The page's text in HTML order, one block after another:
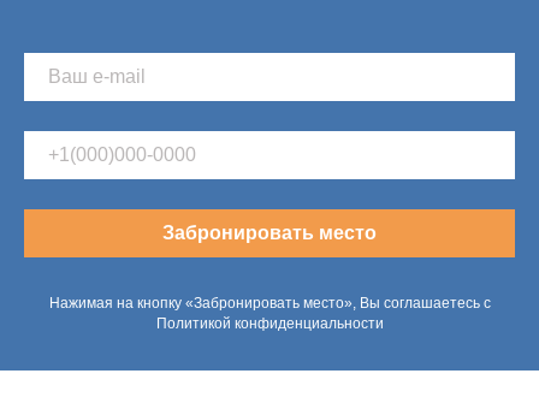
Забронировать место
Нажимая на кнопку «Забронировать место», Вы соглашаетесь с
Политикой конфиденциальности